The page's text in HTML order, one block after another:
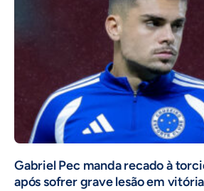
Gabriel Pec manda recado à
após sofrer grave lesão em